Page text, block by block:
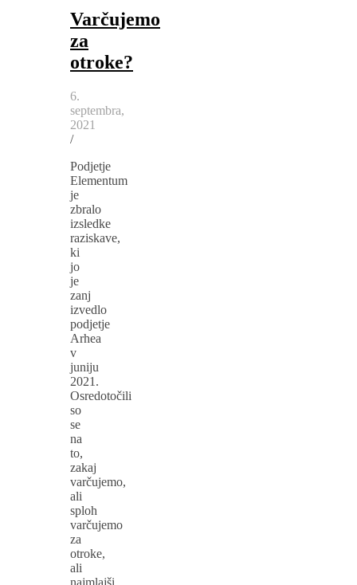
Varčujemo
za
otroke?
6.
septembra,
2021
/
Podjetje
Elementum
je
zbralo
izsledke
raziskave,
ki
jo
je
zanj
izvedlo
podjetje
Arhea
v
juniju
2021.
Osredotočili
so
se
na
to,
zakaj
varčujemo,
ali
sploh
varčujemo
za
otroke,
ali
najmlajši